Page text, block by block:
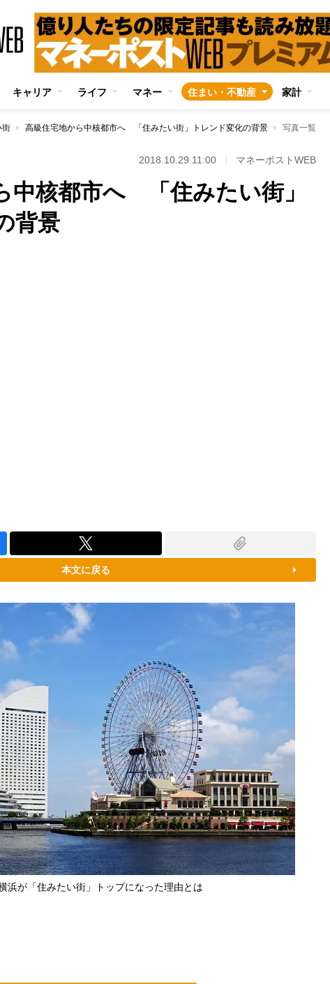
キャリア ライフ マネー 住まい・不動産 家計
街 高級住宅地から中核都市へ 「住みたい街」トレンド変化の背景 写真一覧
2018.10.29 11:00 マネーポストWEB
中核都市へ 「住みたい街」
背景
本文に戻る
浜が「住みたい街」トップになった理由とは